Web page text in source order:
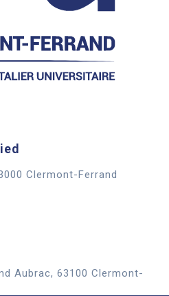
Clermont-Ferrand
Aubrac, 63100 Clermont-